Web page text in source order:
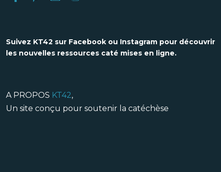
Suivez KT42 sur Facebook ou Instagram pour découvrir
les nouvelles ressources caté mises en ligne.
A PROPOS KT42,
Un site conçu pour soutenir la catéchèse